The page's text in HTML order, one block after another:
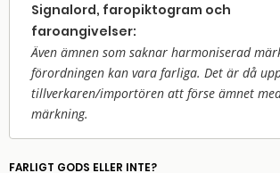
Signalord, faropiktogram och
faroangivelser:
Även ämnen som saknar harmoniserad
förordningen kan vara farliga. Det är då
tillverkaren/importören att förse ämnet
märkning.
FARLIGT GODS ELLER INTE?